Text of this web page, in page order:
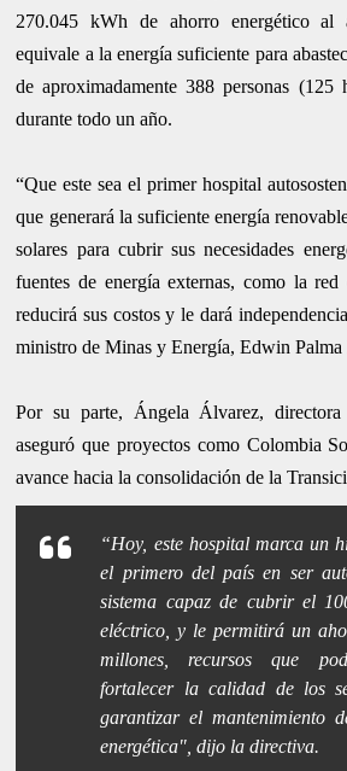
270.045 kWh de ahorro energético al
equivale a la energía suficiente para
de aproximadamente 388 personas (125
durante todo un año.
“Que este sea el primer hospital
que generará la suficiente energía
solares para cubrir sus necesidades
fuentes de energía externas, como la red
reducirá sus costos y le dará
ministro de Minas y Energía, Edwin Palma
Por su parte, Ángela Álvarez,
aseguró que proyectos como Colombia
avance hacia la consolidación de la
“Hoy, este hospital marca un
el primero del país en ser
sistema capaz de cubrir el
eléctrico, y le permitirá un
millones, recursos que
fortalecer la calidad de los
garantizar el mantenimiento
energética", dijo la directiva.